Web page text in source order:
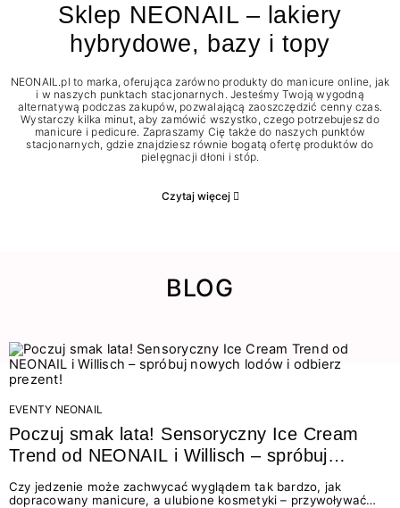
Sklep NEONAIL – lakiery
hybrydowe, bazy i topy
NEONAIL.pl to marka, oferująca zarówno produkty do manicure online, jak
i w naszych punktach stacjonarnych. Jesteśmy Twoją wygodną
alternatywą podczas zakupów, pozwalającą zaoszczędzić cenny czas.
Wystarczy kilka minut, aby zamówić wszystko, czego potrzebujesz do
manicure i pedicure. Zapraszamy Cię także do naszych punktów
stacjonarnych, gdzie znajdziesz równie bogatą ofertę produktów do
pielęgnacji dłoni i stóp.
Czytaj więcej
BLOG
EVENTY NEONAIL
Poczuj smak lata! Sensoryczny Ice Cream
Trend od NEONAIL i Willisch – spróbuj
nowych lodów i odbierz prezent!
Czy jedzenie może zachwycać wyglądem tak bardzo, jak
dopracowany manicure, a ulubione kosmetyki – przywoływać